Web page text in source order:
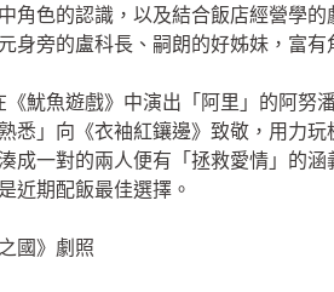
角色的認識，以及結合飯店經營學
身旁的盧科長、嗣朗的好姊妹，富有
《魷魚遊戲》中演出「阿里」的阿努
悉」向《衣袖紅鑲邊》致敬，用力
成一對的兩人便有「拯救愛情」的
近期配飯最佳選擇。
國》劇照